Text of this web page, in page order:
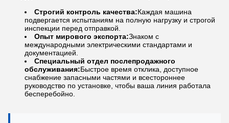
Строгий контроль качества:Каждая машина
подвергается испытаниям на полную нагрузку и строгой
инспекции перед отправкой.
Опыт мирового экспорта:Знаком с
международными электрическими стандартами и
документацией.
Специальный отдел послепродажного
обслуживания:Быстрое время отклика, доступное
снабжение запасными частями и всестороннее
руководство по установке, чтобы ваша линия работала
бесперебойно.